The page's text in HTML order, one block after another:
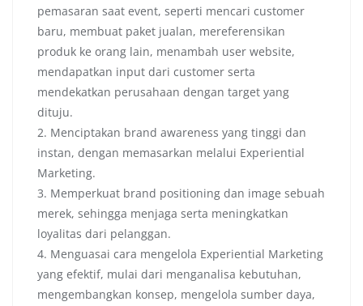
pemasaran saat event, seperti mencari customer
baru, membuat paket jualan, mereferensikan
produk ke orang lain, menambah user website,
mendapatkan input dari customer serta
mendekatkan perusahaan dengan target yang
dituju.
2. Menciptakan brand awareness yang tinggi dan
instan, dengan memasarkan melalui Experiential
Marketing.
3. Memperkuat brand positioning dan image sebuah
merek, sehingga menjaga serta meningkatkan
loyalitas dari pelanggan.
4. Menguasai cara mengelola Experiential Marketing
yang efektif, mulai dari menganalisa kebutuhan,
mengembangkan konsep, mengelola sumber daya,